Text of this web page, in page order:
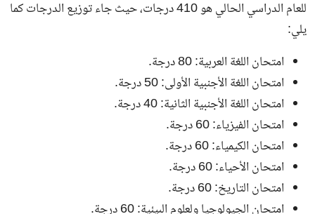
للعام الدراسي الحالي هو 410 درجات، حيث جاء توزيع الدرجات كما
يلي:
امتحان اللغة العربية: 80 درجة.
امتحان اللغة الأجنبية الأولى: 50 درجة.
امتحان اللغة الأجنبية الثانية: 40 درجة.
امتحان الفيزياء: 60 درجة.
امتحان الكيمياء: 60 درجة.
امتحان الأحياء: 60 درجة.
امتحان التاريخ: 60 درجة.
امتحان الجيولوجيا ولعلوم البيئية: 60 درجة.